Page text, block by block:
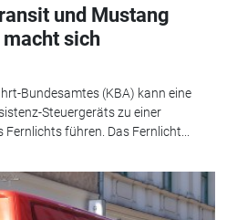
und Mustang
sich
Bundesamtes (KBA) kann eine
Steuergeräts zu einer
führen. Das Fernlicht...